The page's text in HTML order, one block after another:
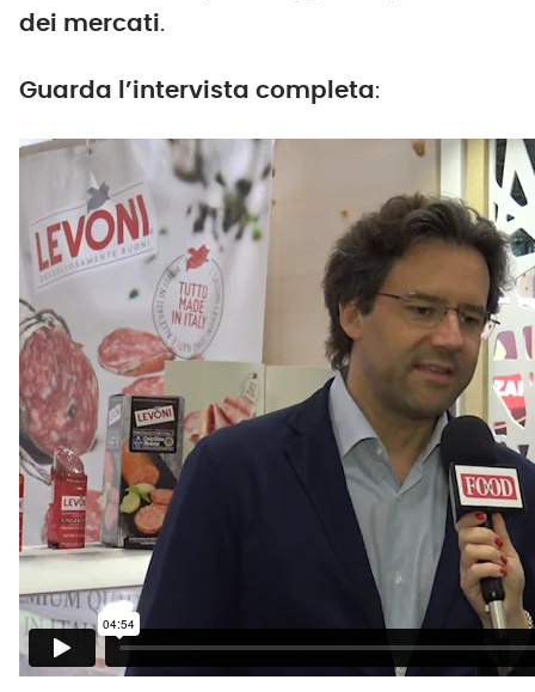
dei mercati.
Guarda l’intervista completa: